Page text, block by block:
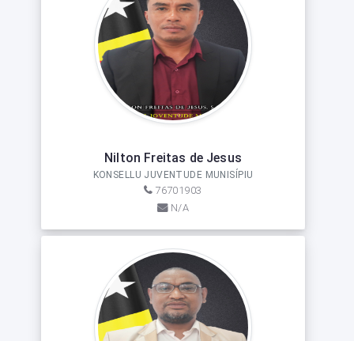
Nilton Freitas de Jesus
KONSELLU JUVENTUDE MUNISÍPIU
76701903
N/A